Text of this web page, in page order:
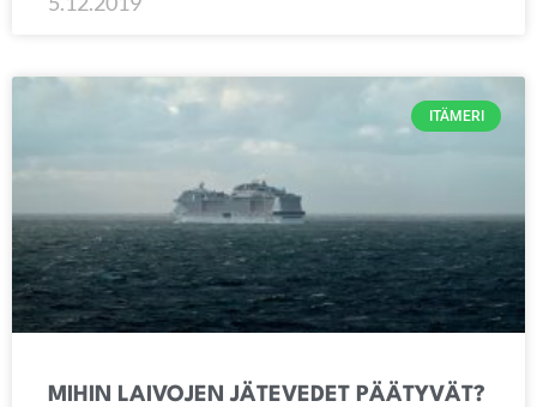
ITÄMERI
MIHIN LAIVOJEN JÄTEVEDET PÄÄTYVÄT?